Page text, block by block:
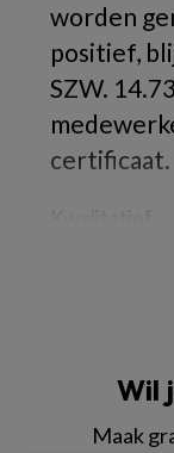
worden
positief,
SZW.
certificaat.
Wil
Maak